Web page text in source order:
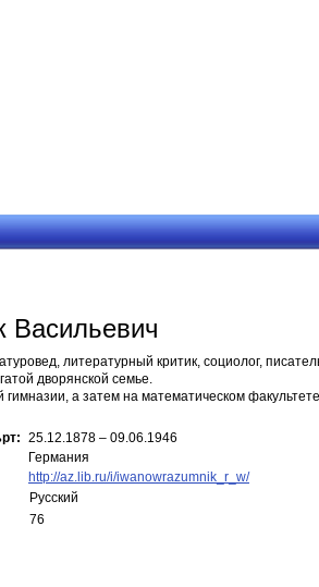
Васильевич
литературный критик, социолог,
дворянской семье.
гимназии, а затем на математическом
25.12.1878 – 09.06.1946
Германия
http://az.lib.ru/i/iwanowrazumnik_r_w/
Русский
76